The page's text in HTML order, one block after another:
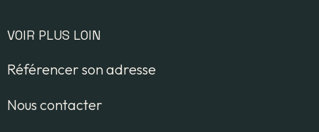
VOIR PLUS LOIN
Référencer son adresse
Nous contacter